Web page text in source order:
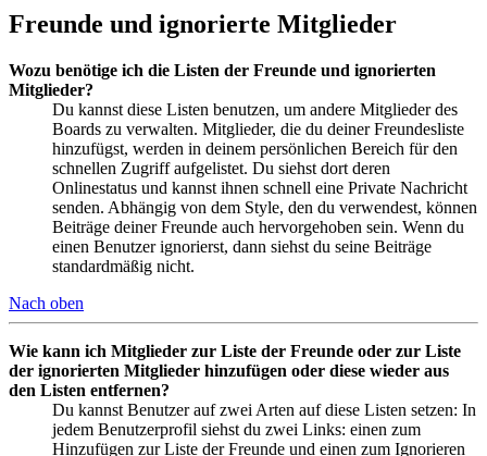
Freunde und ignorierte Mitglieder
Wozu benötige ich die Listen der Freunde und ignorierten
Mitglieder?
Du kannst diese Listen benutzen, um andere Mitglieder des
Boards zu verwalten. Mitglieder, die du deiner Freundesliste
hinzufügst, werden in deinem persönlichen Bereich für den
schnellen Zugriff aufgelistet. Du siehst dort deren
Onlinestatus und kannst ihnen schnell eine Private Nachricht
senden. Abhängig von dem Style, den du verwendest, können
Beiträge deiner Freunde auch hervorgehoben sein. Wenn du
einen Benutzer ignorierst, dann siehst du seine Beiträge
standardmäßig nicht.
Nach oben
Wie kann ich Mitglieder zur Liste der Freunde oder zur Liste
der ignorierten Mitglieder hinzufügen oder diese wieder aus
den Listen entfernen?
Du kannst Benutzer auf zwei Arten auf diese Listen setzen: In
jedem Benutzerprofil siehst du zwei Links: einen zum
Hinzufügen zur Liste der Freunde und einen zum Ignorieren